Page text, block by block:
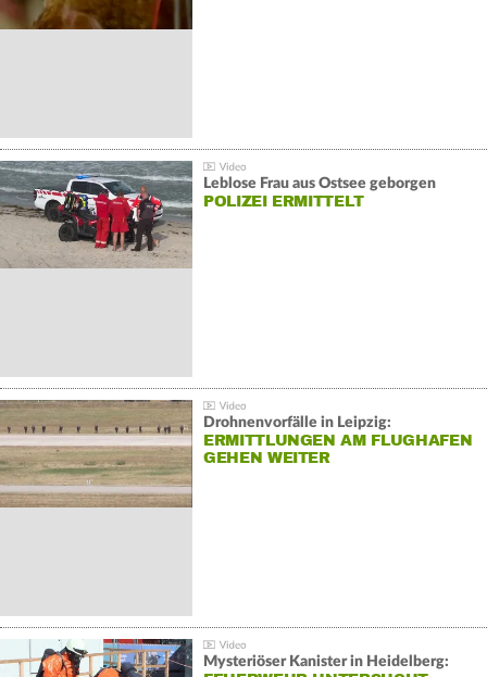
Leblose Frau aus Ostsee geborgen
POLIZEI ERMITTELT
Drohnenvorfälle in Leipzig:
ERMITTLUNGEN AM FLUGHAFEN
GEHEN WEITER
Mysteriöser Kanister in Heidelberg: